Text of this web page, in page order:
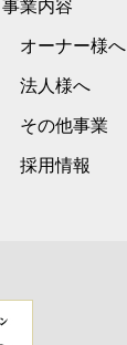
事業内容
オーナー様へ
法人様へ
その他事業
採用情報